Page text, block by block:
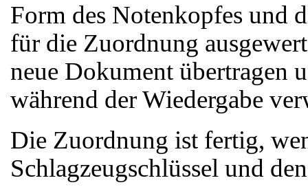
Form des Notenkopfes und
für die Zuordnung
neue Dokument übertragen
während der Wiedergabe
Die Zuordnung ist fertig,
Schlagzeugschlüssel und